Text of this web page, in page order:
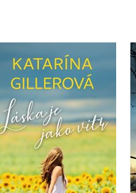
Láska je jako vítr
Katarína Gillerová
Do košíku